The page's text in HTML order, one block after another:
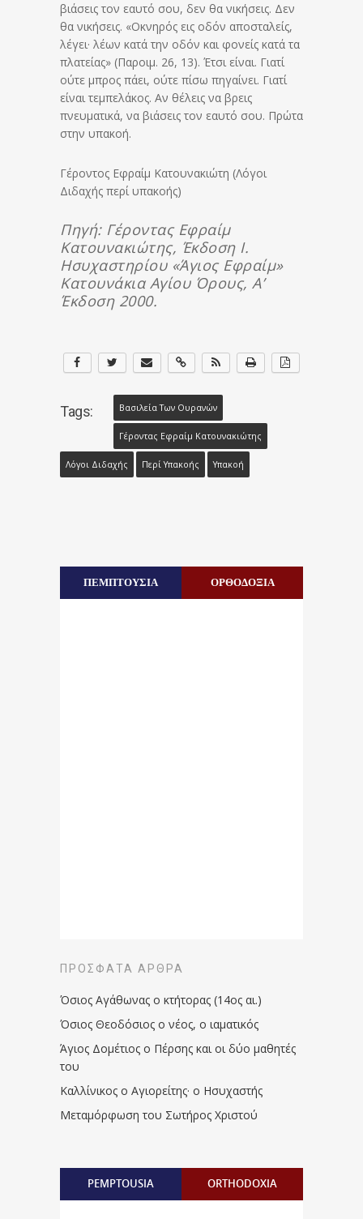
βιάσεις τον εαυτό σου, δεν θα νικήσεις. Δεν
θα νικήσεις. «Οκνηρός εις οδόν αποσταλείς,
λέγει· λέων κατά την οδόν και φονείς κατά τα
πλατείας» (Παροιμ. 26, 13). Έτσι είναι. Γιατί
ούτε μπρος πάει, ούτε πίσω πηγαίνει. Γιατί
είναι τεμπελάκος. Αν θέλεις να βρεις
πνευματικά, να βιάσεις τον εαυτό σου. Πρώτα
στην υπακοή.
Γέροντος Εφραίμ Κατουνακιώτη (Λόγοι
Διδαχής περί υπακοής)
Πηγή:Γέροντας Εφραίμ
Κατουνακιώτης, Έκδοση Ι.
Ησυχαστηρίου «Άγιος Εφραίμ»
Κατουνάκια Αγίου Όρους, Α’
Έκδοση 2000.
Tags: Βασιλεία Των Ουρανών
Γέροντας Εφραίμ Κατουνακιώτης
Λόγοι Διδαχής Περί Υπακοής Υπακοή
ΠΕΜΠΤΟΥΣΙΑ ΟΡΘΟΔΟΞΙΑ
ΠΡΌΣΦΑΤΑ ΆΡΘΡΑ
Όσιος Αγάθωνας ο κτήτορας (14ος αι.)
Όσιος Θεοδόσιος ο νέος, ο ιαματικός
Άγιος Δομέτιος ο Πέρσης και οι δύο μαθητές
του
Καλλίνικος ο Αγιορείτης · ο Ησυχαστής
Μεταμόρφωση του Σωτήρος Χριστού
PEMPTOUSIA ORTHODOXIA